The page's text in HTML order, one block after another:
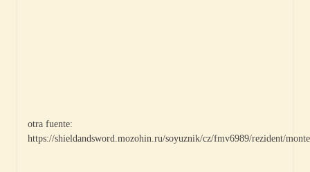
otra fuente:
https://shieldandsword.mozohin.ru/soyuznik/cz/fmv6989/rezident/